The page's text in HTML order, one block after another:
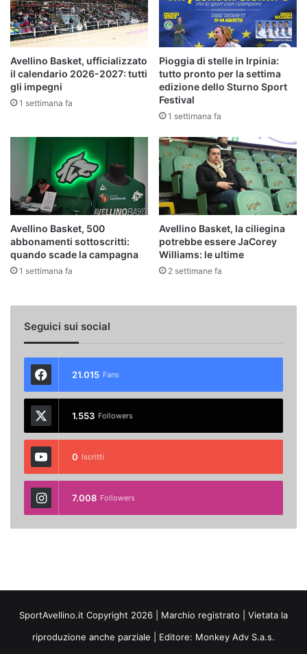
Avellino Basket, ufficializzato
il calendario 2026-2027: tutti
gli impegni
1 settimana fa
Pioggia di stelle in Irpinia:
tutto pronto per la settima
edizione dello Sturno Sport
Festival
1 settimana fa
Avellino Basket, 500
abbonamenti sottoscritti:
quando scade la campagna
1 settimana fa
Avellino Basket, la ciliegina
potrebbe essere JaCorey
Williams: le ultime
2 settimane fa
Seguici sui social
21.015 Fans
1.553 Followers
0 Iscritti
7.008 Followers
SportAvellino.it Copyright 2026 | Marchio registrato | Vietata la
riproduzione anche parziale | Editore: Monkey Adv S.a.s.